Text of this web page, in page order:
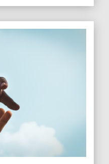
condizione di scriverne